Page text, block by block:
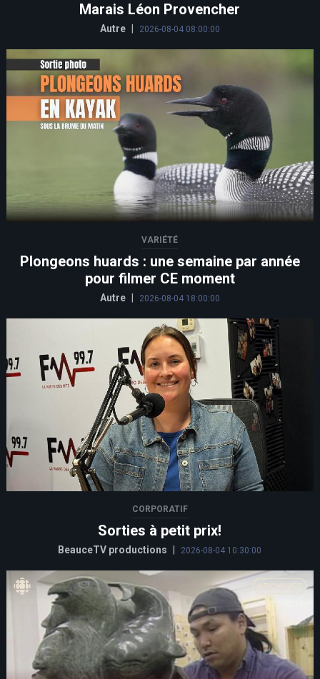
Marais Léon Provencher
Autre 2026-08-04 08:00:00
VARIÉTÉ
Plongeons huards : une semaine par année
pour filmer CE moment
Autre 2026-08-04 18:00:00
CORPORATIF
Sorties à petit prix!
BeauceTV productions 2026-08-04 10:30:00